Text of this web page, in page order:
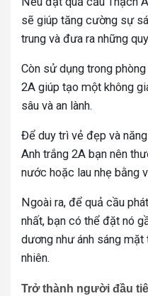
sẽ giúp tăng cường sự
trung và đưa ra những
Còn sử dụng trong
2A giúp tạo một không
sâu và an lành.
Để duy trì vẻ đẹp và
Anh trắng 2A bạn nên
nước hoặc lau nhẹ bằng
Ngoài ra, để quả cầu
nhất, bạn có thể đặt nó
dương như ánh sáng
nhiên.
Trở thành người đầu